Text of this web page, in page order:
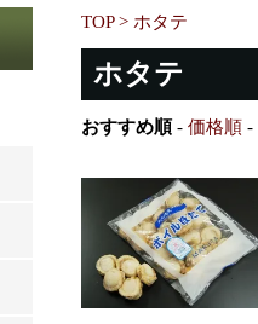
TOP> ホタテ
ホタテ
おすすめ順- 価格順 -